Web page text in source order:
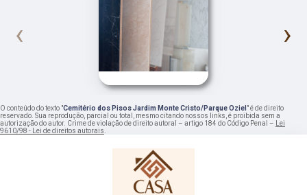
‹ ›
O conteúdo do texto "Cemitério dos Pisos Jardim Monte Cristo/Parque Oziel " é de direito
reservado. Sua reprodução, parcial ou total, mesmo citando nossos links, é proibida sem a
autorização do autor. Crime de violação de direito autoral – artigo 184 do Código Penal – Lei
9610/98 - Lei de direitos autorais.